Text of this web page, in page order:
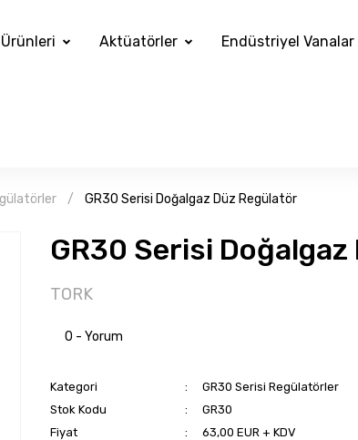
Aktüatörler Endüstriyel Vanalar
GR30 Serisi Doğalgaz Düz Regülatör
GR30 Serisi
TORK
0 - Yorum
Kategori
GR30 Serisi Regülatörler
Stok Kodu
GR30
Fiyat
63,00 EUR + KDV